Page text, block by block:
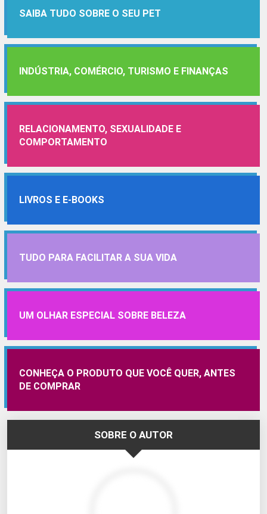
SAIBA TUDO SOBRE O SEU PET
INDÚSTRIA, COMÉRCIO, TURISMO E FINANÇAS
RELACIONAMENTO, SEXUALIDADE E
COMPORTAMENTO
LIVROS E E-BOOKS
TUDO PARA FACILITAR A SUA VIDA
UM OLHAR ESPECIAL SOBRE BELEZA
CONHEÇA O PRODUTO QUE VOCÊ QUER, ANTES
DE COMPRAR
SOBRE O AUTOR